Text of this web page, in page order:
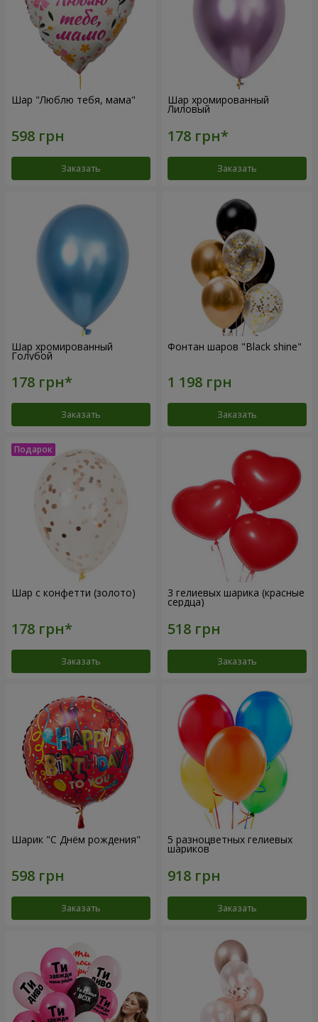
Шар "Люблю тебя, мама"
Заказать
Шар хромированный
Лиловый
Заказать
Шар хромированный
Голубой
Заказать
Фонтан шаров "Black shine"
Заказать
Шар с конфетти (золото)
Заказать
3 гелиевых шарика (красные
сердца)
Заказать
Шарик "С Днём рождения"
Заказать
5 разноцветных гелиевых
шариков
Заказать